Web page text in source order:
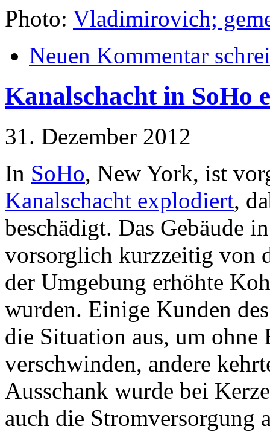
Photo: Vladimirovich;
Neuen Kommentar
Kanalschacht in SoHo
31. Dezember 2012
In SoHo, New York, ist
Kanalschacht explodiert,
beschädigt. Das Gebäude
vorsorglich kurzzeitig von
der Umgebung erhöhte
wurden. Einige Kunden
die Situation aus, um ohne
verschwinden, andere
Ausschank wurde bei
auch die Stromversorgung